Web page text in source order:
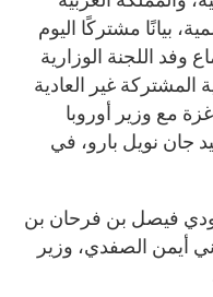
بيانًا مشتركًا اليوم
عقب اجتماع وفد اللجنة الوزارية
المشتركة غير العادية
مع وزير أوروبا
جان نويل بارو، في
فيصل بن فرحان بن
أيمن الصفدي، وزير